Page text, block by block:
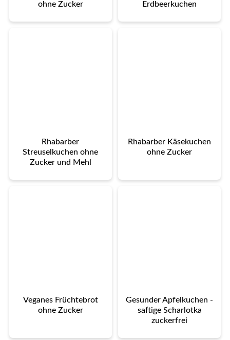
ohne Zucker
Erdbeerkuchen
Rhabarber
Streuselkuchen ohne
Zucker und Mehl
Rhabarber Käsekuchen
ohne Zucker
Veganes Früchtebrot
ohne Zucker
Gesunder Apfelkuchen -
saftige Scharlotka
zuckerfrei